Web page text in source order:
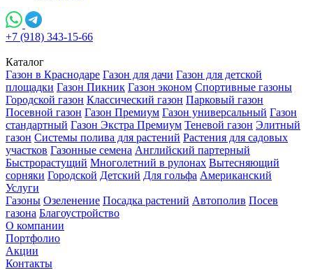
+7 (918) 343-15-66
Каталог
Газон в Краснодаре Газон для дачи Газон для детской
площадки Газон Пикник Газон эконом Спортивные газоны
Городской газон Классический газон Парковый газон
Посевной газон Газон Премиум Газон универсальный Газон
стандартный Газон Экстра Премиум Теневой газон Элитный
газон Системы полива для растений Растения для садовых
участков Газонные семена Английский партерный
Быстрорастущий Многолетний в рулонах Вытесняющий
сорняки Городской Детский Для гольфа Американский
Услуги
Газоны Озеленение Посадка растений Автополив Посев
газона Благоустройство
О компании
Портфолио
Акции
Контакты